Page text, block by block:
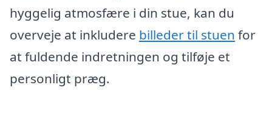
hyggelig atmosfære i din stue, kan du
overveje at inkludere billeder til stuen for
at fuldende indretningen og tilføje et
personligt præg.